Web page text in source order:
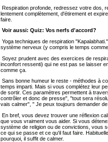
Respiration profonde, redressez votre dos,
lentement complètement, d'étirement et
faire.
Voir aussi: Quiz: Vos nerfs d'accord?
Yoga techniques de respiration
système nerveux (y compris le temps
Soyez prudent avec des exercices de
inconfort ressenti) qui ne est pas se laisser
comme ça.
Sans bonne humeur le reste - méthodes à
temps imparti. Mais si vous complétez leur
de sortir. Ces paramètres permettent à
contrôler et donc de presse", "tout sera
vais calmer", " Je peux toujours demander
En bref, vous devez trouver une réflexion
que vous vraiment vous aider. Si vous
système de religion ou de convictions, vous
ce qui se passe et ce qu'il faut faire.
pourquoi, il suffit de calmer.